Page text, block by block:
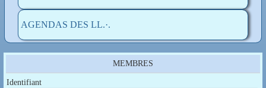
AGENDAS DES LL.·.
MEMBRES
Identifiant